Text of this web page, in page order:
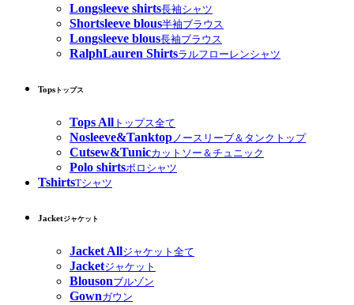
Longsleeve shirts長袖シャツ
Shortsleeve blous半袖ブラウス
Longsleeve blous長袖ブラウス
RalphLauren Shirtsラルフローレンシャツ
Tops トップス
Tops All トップス全て
Nosleeve&Tanktop ノースリーブ＆タンクトップ
Cutsew&Tunicカットソー＆チュニック
Polo shirtsポロシャツ
TshirtsTシャツ
Jacketジャケット
Jacket Allジャケット全て
Jacketジャケット
Blousonブルゾン
Gownガウン